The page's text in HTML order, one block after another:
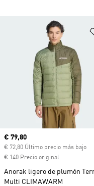
Precio actual
€ 79,80
€ 72,80 Último precio más bajo
€ 140 Precio original
Anorak ligero de plumón
Multi CLIMAWARM